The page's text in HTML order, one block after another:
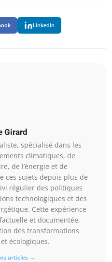
LinkedIn
Girard
spécialisé dans les
climatiques, de
de l’énergie et de
ces sujets depuis plus de
régulier des politiques
technologiques et des
Cette expérience
et documentée,
des transformations
écologiques.
articles →